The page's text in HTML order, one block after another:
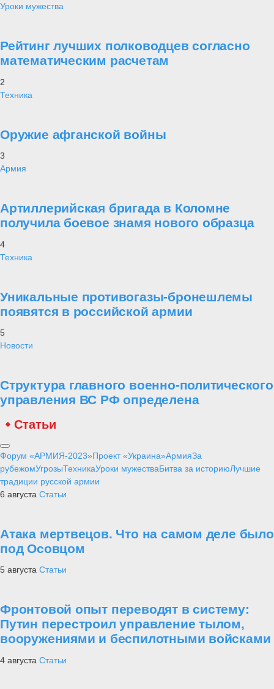
Уроки мужества
Рейтинг лучших полководцев согласно
математическим расчетам
2
Техника
Оружие афганской войны
3
Армия
Артиллерийская бригада в Коломне
получила боевое знамя нового образца
4
Техника
Уникальные противогазы-бронешлемы
появятся в российской армии
5
Новости
Структура главного военно-политического
управления ВС РФ определена
Статьи
Форум «АРМИЯ-2023»Проект «Украина»АрмияЗа
рубежомУгрозыТехникаУроки мужестваБитва за историюЛучшие
традиции русской армии
6 августа Статьи
Атака мертвецов. Что на самом деле было
под Осовцом
5 августа Статьи
Фронтовой опыт переводят в систему:
Путин перестроил управление тылом,
вооружениями и беспилотными войсками
4 августа Статьи